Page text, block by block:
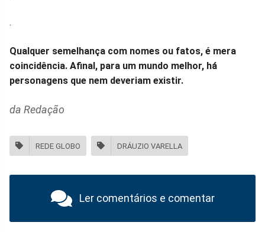
.
Qualquer semelhança com nomes ou fatos, é mera
coincidência. Afinal, para um mundo melhor, há
personagens que nem deveriam existir.
da Redação
REDE GLOBO DRÁUZIO VARELLA
Ler comentários e comentar